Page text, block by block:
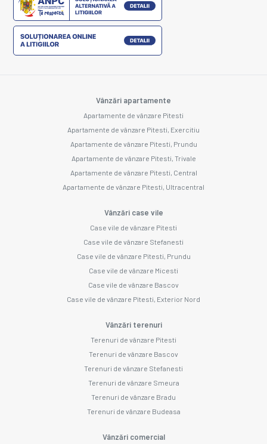
Vânzări apartamente
Apartamente de vânzare Pitesti
Apartamente de vânzare Pitesti, Exercitiu
Apartamente de vânzare Pitesti, Prundu
Apartamente de vânzare Pitesti, Trivale
Apartamente de vânzare Pitesti, Central
Apartamente de vânzare Pitesti, Ultracentral
Vânzări case vile
Case vile de vânzare Pitesti
Case vile de vânzare Stefanesti
Case vile de vânzare Pitesti, Prundu
Case vile de vânzare Micesti
Case vile de vânzare Bascov
Case vile de vânzare Pitesti, Exterior Nord
Vânzări terenuri
Terenuri de vânzare Pitesti
Terenuri de vânzare Bascov
Terenuri de vânzare Stefanesti
Terenuri de vânzare Smeura
Terenuri de vânzare Bradu
Terenuri de vânzare Budeasa
Vânzări comercial